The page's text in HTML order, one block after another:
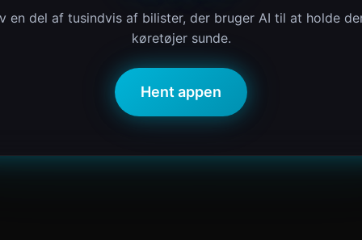
en del af tusindvis af bilister, der bruger AI til at holde
køretøjer sunde.
Hent appen